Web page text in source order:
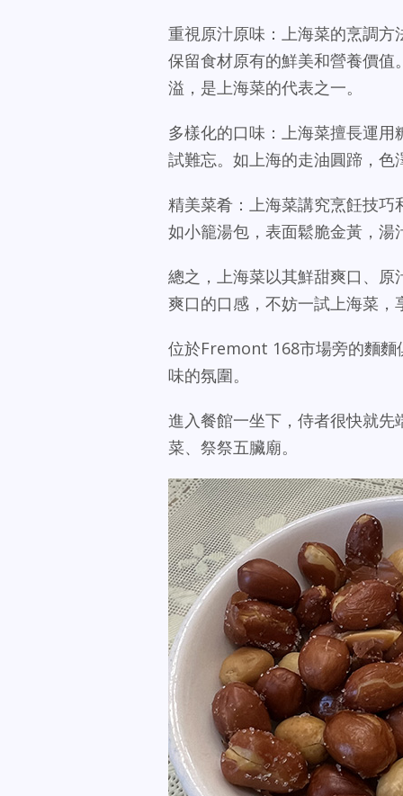
重視原汁原味：上海菜的烹調
保留食材原有的鮮美和營養價
溢，是上海菜的代表之一。
多樣化的口味：上海菜擅長運
試難忘。如上海的走油圓蹄，
精美菜肴：上海菜講究烹飪技
如小籠湯包，表面鬆脆金黃，湯
總之，上海菜以其鮮甜爽口、
爽口的口感，不妨一試上海菜，
位於Fremont 168市場旁的麵麵
味的氛圍。
進入餐館一坐下，侍者很快就
菜、祭祭五臟廟。